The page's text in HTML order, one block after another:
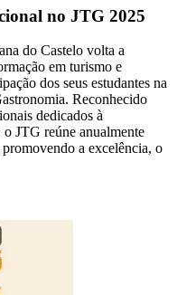
no JTG 2025
do Castelo volta a
em turismo e
dos seus estudantes na
Reconhecido
dedicados à
JTG reúne anualmente
a excelência, o